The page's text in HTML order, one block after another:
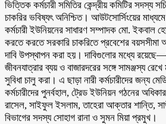
ভিত্তিক কর্মচারী সমিতির কেন্দ্রীয় কমিটির সদস্য
চাকরির ভবিষ্যৎ অনিশ্চিত। আউটসোর্সিংয়ের
কর্মচারী ইউনিয়নের সাধারণ সম্পাদক মো. ইকবাল
করতে করতে সরকারি চাকরিতে প্রবেশের বয়সসীমা
দাবি উপস্থাপন করা হয়। দাবিগুলোর মধ্যে
জীবনযাত্রার ব্যয় ও বাজারদরের সঙ্গে সামঞ্জস্য
সুবিধা চালু করা। এ ছাড়া নারী কর্মচারীদের জন্য
কর্মচারীদের পুনর্বহাল, ট্রেড ইউনিয়ন গঠনের
রাসেল, সাইফুল ইসলাম, তাহেরা আক্তার শান্তি,
বিভাগের সদস্য সোহাগ রানা ও সুমন মিয়া প্রমুখ।